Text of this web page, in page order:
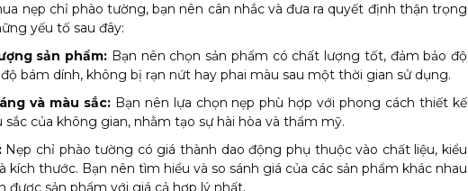
nẹp chỉ phào tường, bạn nên cân nhắc và đưa ra quyết định thận trọng
yếu tố sau đây:
sản phẩm: Bạn nên chọn sản phẩm có chất lượng tốt, đảm bảo độ
bám dính, không bị rạn nứt hay phai màu sau một thời gian sử dụng.
và màu sắc:Bạn nên lựa chọn nẹp phù hợp với phong cách thiết kế
sắc của không gian, nhằm tạo sự hài hòa và thẩm mỹ.
Nẹp chỉ phào tường có giá thành dao động phụ thuộc vào chất liệu, kiểu
kích thước. Bạn nên tìm hiểu và so sánh giá của các sản phẩm khác nhau
được sản phẩm với giá cả hợp lý nhất.